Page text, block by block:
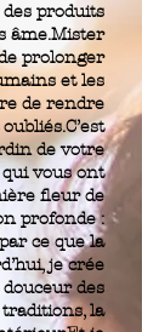
produits
âme.Mister
prolonger
et les
de rendre
de votre
vous ont
fleur de
profonde :
ce que la
je crée
des
traditions, la